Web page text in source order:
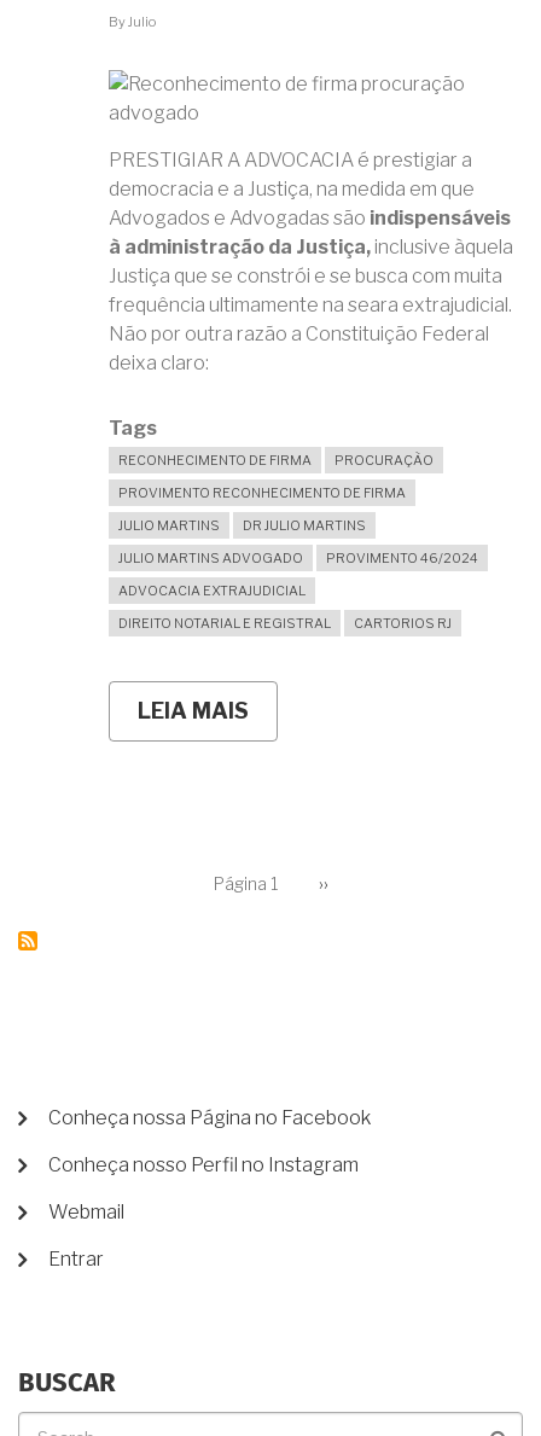
By Julio
PRESTIGIAR A ADVOCACIA é prestigiar a
democracia e a Justiça, na medida em que
Advogados e Advogadas são indispensáveis
à administração da Justiça, inclusive àquela
Justiça que se constrói e se busca com muita
frequência ultimamente na seara extrajudicial.
Não por outra razão a Constituição Federal
deixa claro:
Tags
RECONHECIMENTO DE FIRMA
PROCURAÇÃO
PROVIMENTO RECONHECIMENTO DE FIRMA
JULIO MARTINS
DR JULIO MARTINS
JULIO MARTINS ADVOGADO
PROVIMENTO 46/2024
ADVOCACIA EXTRAJUDICIAL
DIREITO NOTARIAL E REGISTRAL
CARTORIOS RJ
LEIA MAIS
NA
Página 1
Próxima
››
MENU
CONTA
DE
Conheça nossa Página no Facebook
Conheça nosso Perfil no Instagram
Webmail
Entrar
BUSCAR